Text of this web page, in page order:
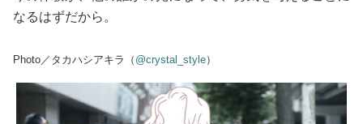
なるはずだから。
Photo／タカハシアキラ（ @crystal_style）